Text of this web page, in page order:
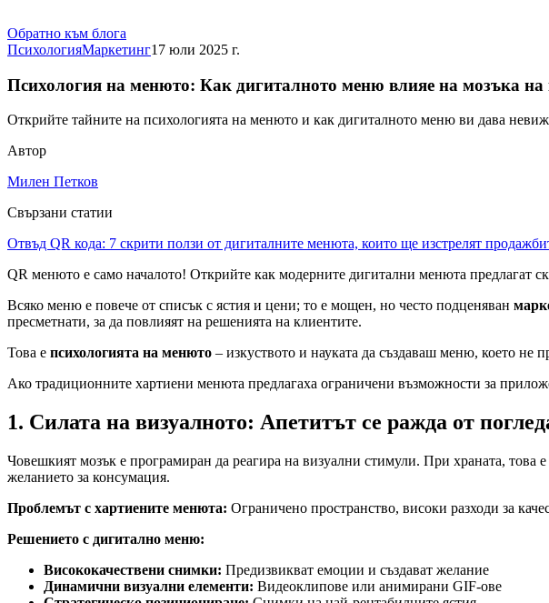
Обратно към блога
ПсихологияМаркетинг17 юли 2025 г.
Психология на менюто: Как дигиталното меню влияе на мозъка на
Открийте тайните на психологията на менюто и как дигиталното меню ви дава
Автор
Милен Петков
Свързани статии
Отвъд QR кода: 7 скрити ползи от дигиталните менюта, които ще изстрелят
QR менюто е само началото! Открийте как модерните дигитални менюта предлагат
Всяко меню е повече от списък с ястия и цени; то е мощен, но често подценяван
пресметнати, за да повлияят на решенията на клиентите.
Това е психологията на менюто – изкуството и науката да създаваш меню, което не
Ако традиционните хартиени менюта предлагаха ограничени възможности за
1. Силата на визуалното: Апетитът се ражда от
Човешкият мозък е програмиран да реагира на визуални стимули. При храната,
желанието за консумация.
Проблемът с хартиените менюта: Ограничено пространство, високи разходи за
Решението с дигитално меню:
Висококачествени снимки: Предизвикват емоции и създават желание
Динамични визуални елементи: Видеоклипове или анимирани GIF-ове